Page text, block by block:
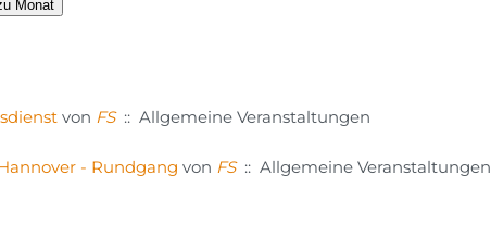
Monat
von FS:: Allgemeine Veranstaltungen
- Rundgang von FS:: Allgemeine Veranstaltungen